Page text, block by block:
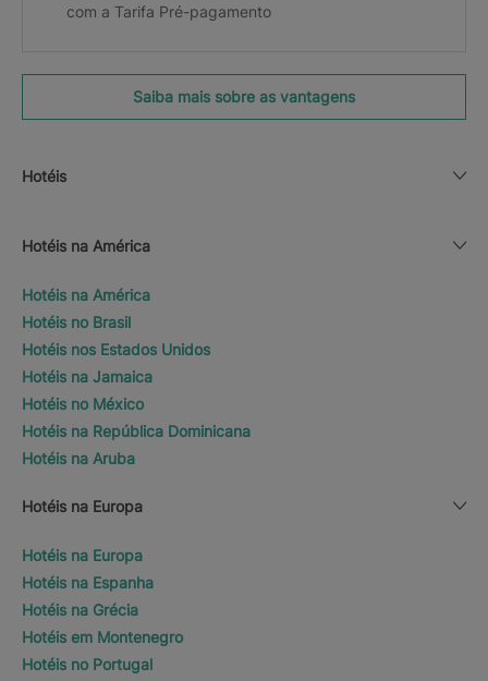
com a Tarifa Pré-pagamento
Saiba mais sobre as vantagens
Hotéis
Hotéis na América
Hotéis na América
Hotéis no Brasil
Hotéis nos Estados Unidos
Hotéis na Jamaica
Hotéis no México
Hotéis na República Dominicana
Hotéis na Aruba
Hotéis na Europa
Hotéis na Europa
Hotéis na Espanha
Hotéis na Grécia
Hotéis em Montenegro
Hotéis no Portugal